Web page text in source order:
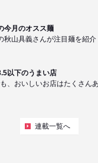
今月のオスス麺
秋山具義さんが注目麺を紹介
以下のうまい店
、おいしいお店はたくさん
連載一覧へ